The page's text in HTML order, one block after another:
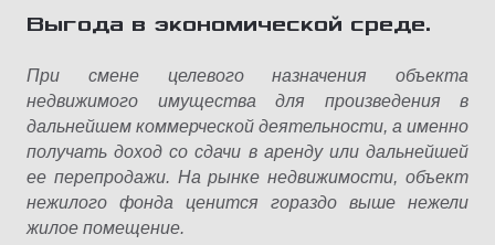
Выгода в экономической среде.
При смене целевого назначения объекта
недвижимого имущества для произведения в
дальнейшем коммерческой деятельности, а именно
получать доход со сдачи в аренду или дальнейшей
ее перепродажи. На рынке недвижимости, объект
нежилого фонда ценится гораздо выше нежели
жилое помещение.